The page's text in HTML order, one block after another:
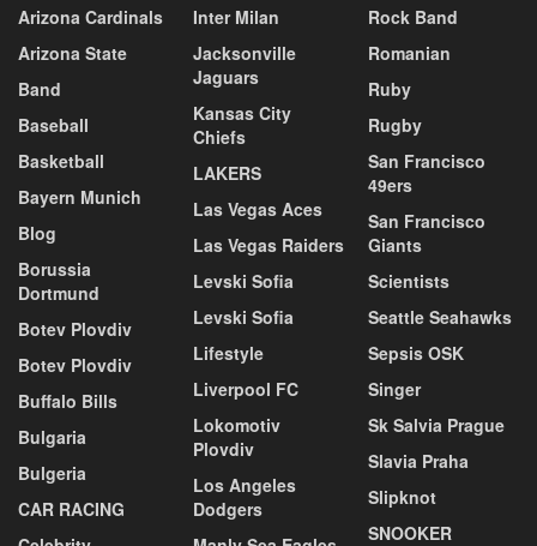
Arizona Cardinals
Arizona State
Band
Baseball
Basketball
Bayern Munich
Blog
Borussia
Dortmund
Botev Plovdiv
Botev Plovdiv
Buffalo Bills
Bulgaria
Bulgeria
CAR RACING
Inter Milan
Jacksonville
Jaguars
Kansas City
Chiefs
LAKERS
Las Vegas Aces
Las Vegas Raiders
Levski Sofia
Levski Sofia
Lifestyle
Liverpool FC
Lokomotiv
Plovdiv
Los Angeles
Dodgers
Rock Band
Romanian
Ruby
Rugby
San Francisco
49ers
San Francisco
Giants
Scientists
Seattle Seahawks
Sepsis OSK
Singer
Sk Salvia Prague
Slavia Praha
Slipknot
SNOOKER